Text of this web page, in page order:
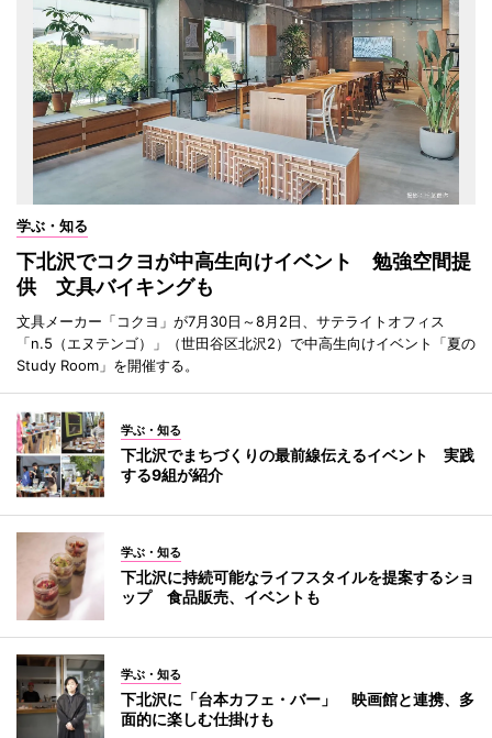
学ぶ・知る
下北沢でコクヨが中高生向けイベント 勉強空間提
供 文具バイキングも
文具メーカー「コクヨ」が7月30日～8月2日、サテライトオフィス
「n.5（エヌテンゴ）」（世田谷区北沢2）で中高生向けイベント「夏の
Study Room」を開催する。
学ぶ・知る
下北沢でまちづくりの最前線伝えるイベント 実践
する9組が紹介
学ぶ・知る
下北沢に持続可能なライフスタイルを提案するショ
ップ 食品販売、イベントも
学ぶ・知る
下北沢に「台本カフェ・バー」 映画館と連携、多
面的に楽しむ仕掛けも